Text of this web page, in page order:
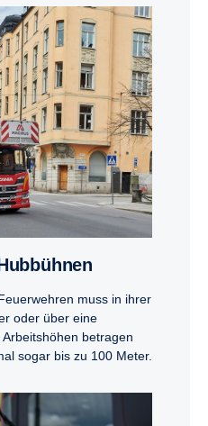
muss in ihrer
oder über eine
betragen
sogar bis zu 100 Meter.